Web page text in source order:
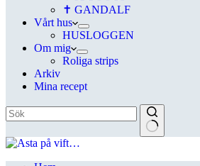
✝ GANDALF
Vårt hus
HUSLOGGEN
Om mig
Roliga strips
Arkiv
Mina recept